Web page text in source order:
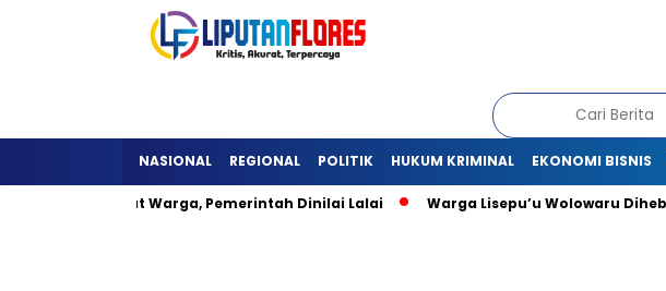
NASIONAL REGIONAL POLITIK HUKUM KRIMINAL EKONOMI BISNIS
Hambat Warga, Pemerintah Dinilai Lalai Warga Lisepu’u Wolowaru Dihebohkan